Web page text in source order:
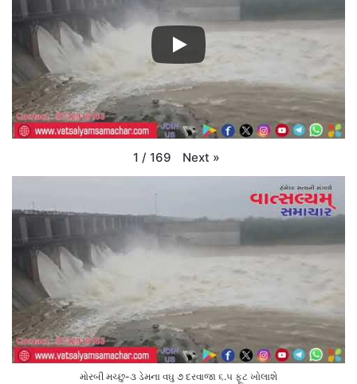
1 / 169 Next »
મોરબી મચ્છુ-૩ ડેમના વઘુ ૭ દરવાજા ૬.૫ ફૂટ ખોલાશે